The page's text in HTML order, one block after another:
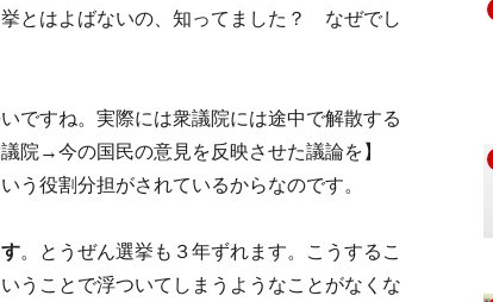
とはよばないの、知ってました？ なぜでし
ですね。実際には衆議院には途中で解散する
院→今の国民の意見を反映させた議論を】
う役割分担がされているからなのです。
。とうぜん選挙も３年ずれます。こうするこ
うことで浮ついてしまうようなことがなくな